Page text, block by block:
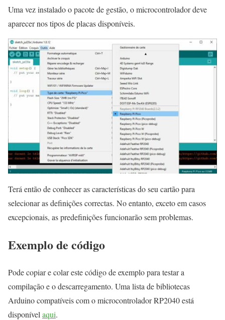
Uma vez instalado o pacote de gestão, o microcontrolador deve
aparecer nos tipos de placas disponíveis.
Terá então de conhecer as características do seu cartão para
selecionar as definições correctas. No entanto, exceto em casos
excepcionais, as predefinições funcionarão sem problemas.
Exemplo de código
Pode copiar e colar este código de exemplo para testar a
compilação e o descarregamento. Uma lista de bibliotecas
Arduino compatíveis com o microcontrolador RP2040 está
disponível aqui.